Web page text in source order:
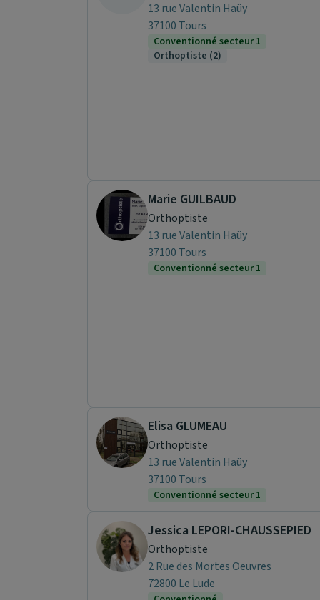
13 rue Valentin Haüy
37100 Tours
Conventionné secteur 1
Orthoptiste (2)
Marie GUILBAUD
Orthoptiste
13 rue Valentin Haüy
37100 Tours
Conventionné secteur 1
Elisa GLUMEAU
Orthoptiste
13 rue Valentin Haüy
37100 Tours
Conventionné secteur 1
Jessica LEPORI-CHAUSSEPIED
Orthoptiste
2 Rue des Mortes Oeuvres
72800 Le Lude